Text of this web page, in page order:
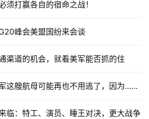
须打赢各自的宿命之战！
峰会美盟国纷来会谈
渠道的机会，就看美军能否抓的住
这艘航母可能再也不用逃了，因为……
临：特工、演员、睡王对决，更大战争